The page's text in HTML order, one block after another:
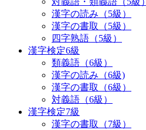
漢字の読み（5級）
漢字の書取（5級）
四字熟語（5級）
漢字検定6級
類義語（6級）
漢字の読み（6級)
漢字の書取（6級）
対義語（6級）
漢字検定7級
漢字の書取（7級）